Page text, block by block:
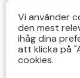
Butiks- &
övriga tider
Vi använder
den mest
ihåg dina
att klicka på
cookies.
Muck Boot
Mustad